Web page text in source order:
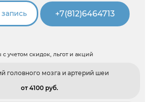
+7(812)6464713
с учетом скидок, льгот и акций
головного мозга и артерий шеи
от 4100 pуб.